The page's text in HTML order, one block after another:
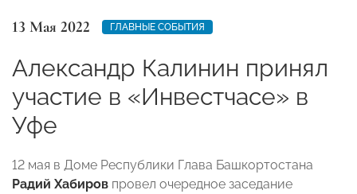
13 Мая 2022 ГЛАВНЫЕ СОБЫТИЯ
Александр Калинин принял
участие в «Инвестчасе» в
Уфе
12 мая в Доме Республики Глава Башкортостана
Радий Хабиров провел очередное заседание